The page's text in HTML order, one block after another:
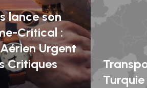
lance son
Critical :
Urgent
Critiques